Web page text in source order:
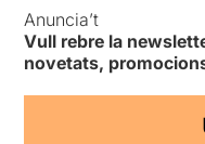
Anuncia’t
Vull rebre la
novetats,